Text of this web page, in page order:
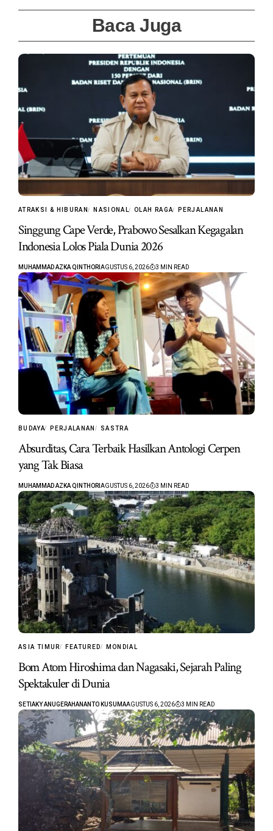
Baca Juga
ATRAKSI & HIBURAN NASIONAL OLAH RAGA PERJALANAN
Singgung Cape Verde, Prabowo Sesalkan Kegagalan
Indonesia Lolos Piala Dunia 2026
MUHAMMAD AZKA QINTHORI AGUSTUS 6, 2026 3 MIN READ
BUDAYA PERJALANAN SASTRA
Absurditas, Cara Terbaik Hasilkan Antologi Cerpen
yang Tak Biasa
MUHAMMAD AZKA QINTHORI AGUSTUS 6, 2026 3 MIN READ
ASIA TIMUR FEATURED MONDIAL
Bom Atom Hiroshima dan Nagasaki, Sejarah Paling
Spektakuler di Dunia
SETIAKY ANUGERAHANANTO KUSUMAAGUSTUS 6, 2026 3 MIN READ